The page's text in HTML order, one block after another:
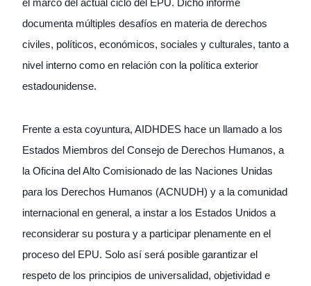
documenta múltiples desafíos en materia de derechos
civiles, políticos, económicos, sociales y culturales, tanto a
nivel interno como en relación con la política exterior
estadounidense.
Frente a esta coyuntura, AIDHDES hace un llamado a los
Estados Miembros del Consejo de Derechos Humanos, a
la Oficina del Alto Comisionado de las Naciones Unidas
para los Derechos Humanos (ACNUDH) y a la comunidad
internacional en general, a instar a los Estados Unidos a
reconsiderar su postura y a participar plenamente en el
proceso del EPU. Solo así será posible garantizar el
respeto de los principios de universalidad, objetividad e